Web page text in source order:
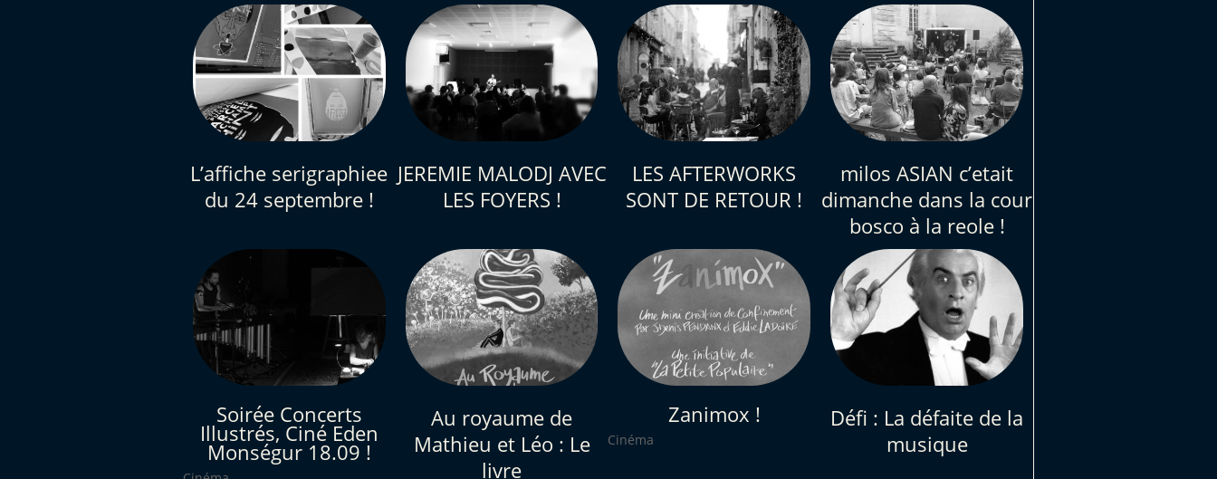
L’affiche serigraphiee
du 24 septembre !
JEREMIE MALODJ AVEC
LES FOYERS !
LES AFTERWORKS
SONT DE RETOUR !
milos ASIAN c’etait
dimanche dans la cour
bosco à la reole !
Soirée Concerts
Illustrés, Ciné Eden
Monségur 18.09 !
Au royaume de
Mathieu et Léo : Le
livre
Zanimox !
Cinéma
Défi : La défaite de la
musique